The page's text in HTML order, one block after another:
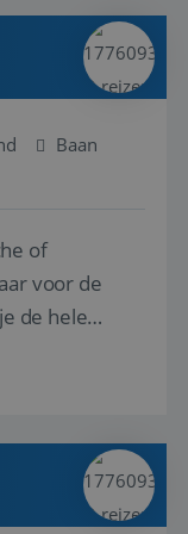
...
Baan
of
voor de
de hele
er in de
te